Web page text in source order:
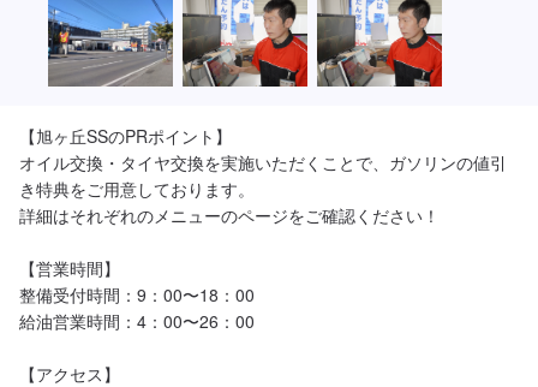
【旭ヶ丘SSのPRポイント】
オイル交換・タイヤ交換を実施いただくことで、ガソリンの値引
き特典をご用意しております。
詳細はそれぞれのメニューのページをご確認ください！
【営業時間】
整備受付時間：9：00〜18：00
給油営業時間：4：00〜26：00
【アクセス】